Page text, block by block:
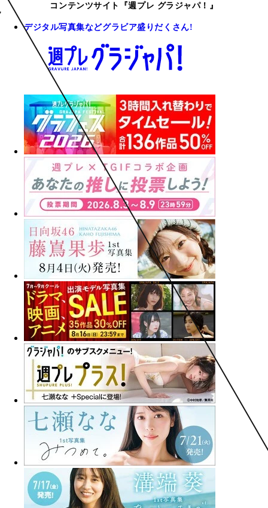
コンテンツサイト『週プレ グラジャパ！』
デジタル写真集などグラビア盛りだくさん!